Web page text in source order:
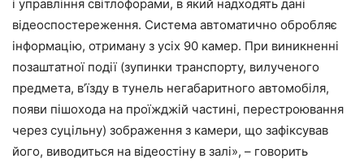
і управління світлофорами, в який надходять дані
відеоспостереження. Система автоматично обробляє
інформацію, отриману з усіх 90 камер. При виникненні
позаштатної події (зупинки транспорту, вилученого
предмета, в’їзду в тунель негабаритного автомобіля,
появи пішохода на проїжджій частині, перестроювання
через суцільну) зображення з камери, що зафіксував
його, виводиться на відеостіну в залі», – говорить